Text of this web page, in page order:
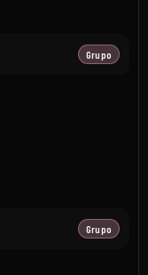
Grupo
Grupo